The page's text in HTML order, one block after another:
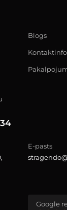
Blogs
E-pasts
Google